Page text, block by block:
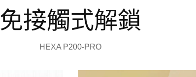
免接觸式解鎖
HEXA P200-PRO